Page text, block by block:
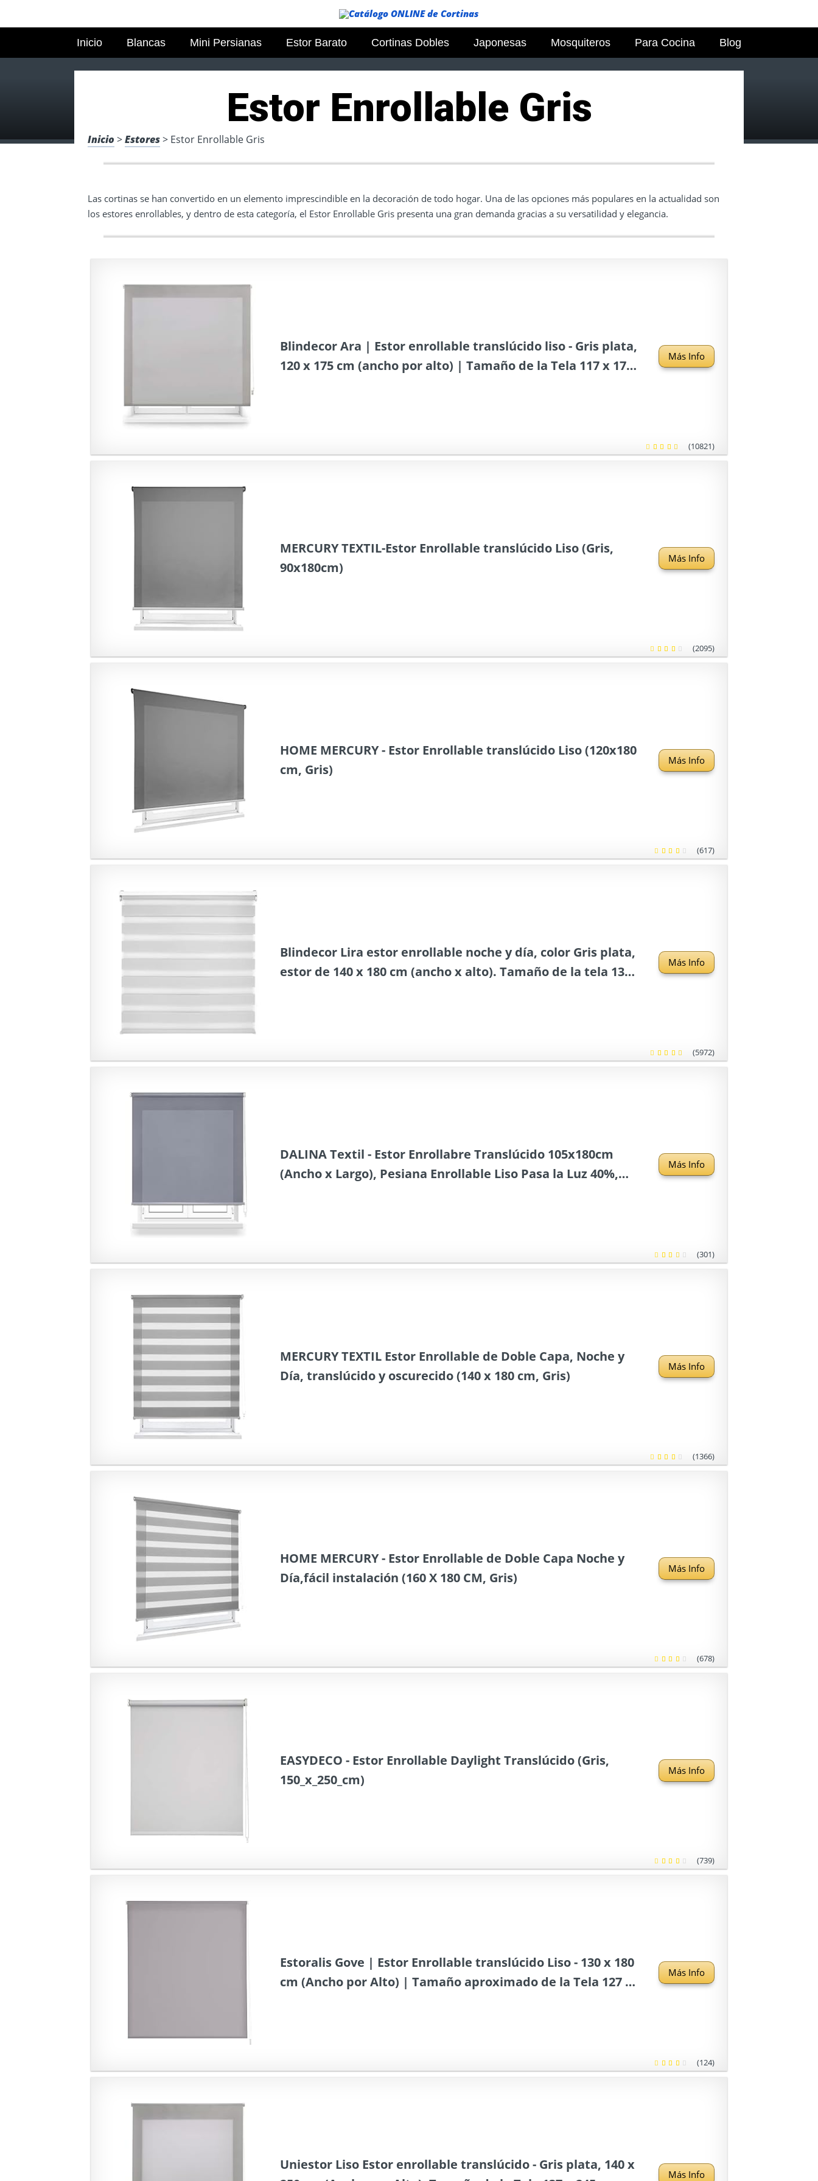
Inicio Blancas Mini Persianas Estor Barato Cortinas Dobles Japonesas Mosquiteros Para Cocina Blog
Estor Enrollable Gris
Inicio >Estores> Estor Enrollable Gris
Las cortinas se han convertido en un elemento imprescindible en la decoración de todo hogar. Una de las opciones más populares en la actualidad son
los estores enrollables, y dentro de esta categoría, el Estor Enrollable Gris presenta una gran demanda gracias a su versatilidad y elegancia.
Blindecor Ara | Estor enrollable translúcido liso - Gris plata,
120 x 175 cm (ancho por alto) | Tamaño de la Tela 117 x 170
Más Info
(10821)
MERCURY TEXTIL-Estor Enrollable translúcido Liso (Gris,
90x180cm)
Más Info
(2095)
HOME MERCURY - Estor Enrollable translúcido Liso (120x180
cm, Gris)
Más Info
(617)
Blindecor Lira estor enrollable noche y día, color Gris plata,
estor de 140 x 180 cm (ancho x alto). Tamaño de la tela 137
Más Info
(5972)
DALINA Textil - Estor Enrollabre Translúcido 105x180cm
(Ancho x Largo), Pesiana Enrollable Liso Pasa la Luz 40%,
Más Info
(301)
MERCURY TEXTIL Estor Enrollable de Doble Capa, Noche y
Día, translúcido y oscurecido (140 x 180 cm, Gris)
Más Info
(1366)
HOME MERCURY - Estor Enrollable de Doble Capa Noche y
Día,fácil instalación (160 X 180 CM, Gris)
Más Info
(678)
EASYDECO - Estor Enrollable Daylight Translúcido (Gris,
150_x_250_cm)
Más Info
(739)
Estoralis Gove | Estor Enrollable translúcido Liso - 130 x 180
cm (Ancho por Alto) | Tamaño aproximado de la Tela 127 x
Más Info
(124)
Uniestor Liso Estor enrollable translúcido - Gris plata, 140 x
Más Info